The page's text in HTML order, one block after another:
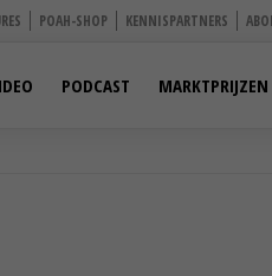
POAH-SHOP KENNISPARTNERS
PODCAST MARKTPRIJZEN